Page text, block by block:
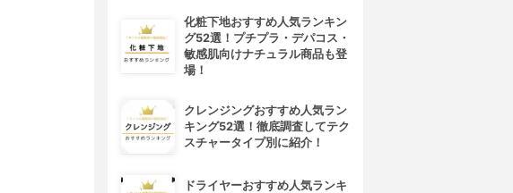
化粧下地おすすめ人気ランキン
グ52選！プチプラ・デパコス・
敏感肌向けナチュラル商品も登
場！
クレンジングおすすめ人気ラン
キング52選！徹底調査してテク
スチャータイプ別に紹介！
ドライヤーおすすめ人気ランキ